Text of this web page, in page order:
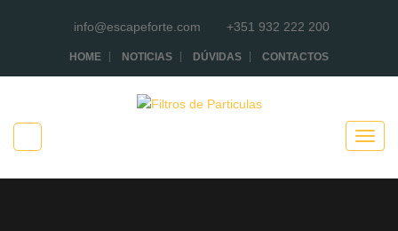
info@escapeforte.com +351 932 222 200
HOME NOTICIAS DÚVIDAS CONTACTOS